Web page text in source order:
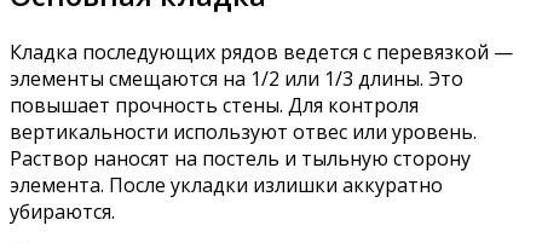
Кладка последующих рядов ведется с перевязкой —
элементы смещаются на 1/2 или 1/3 длины. Это
повышает прочность стены. Для контроля
вертикальности используют отвес или уровень.
Раствор наносят на постель и тыльную сторону
элемента. После укладки излишки аккуратно
убираются.